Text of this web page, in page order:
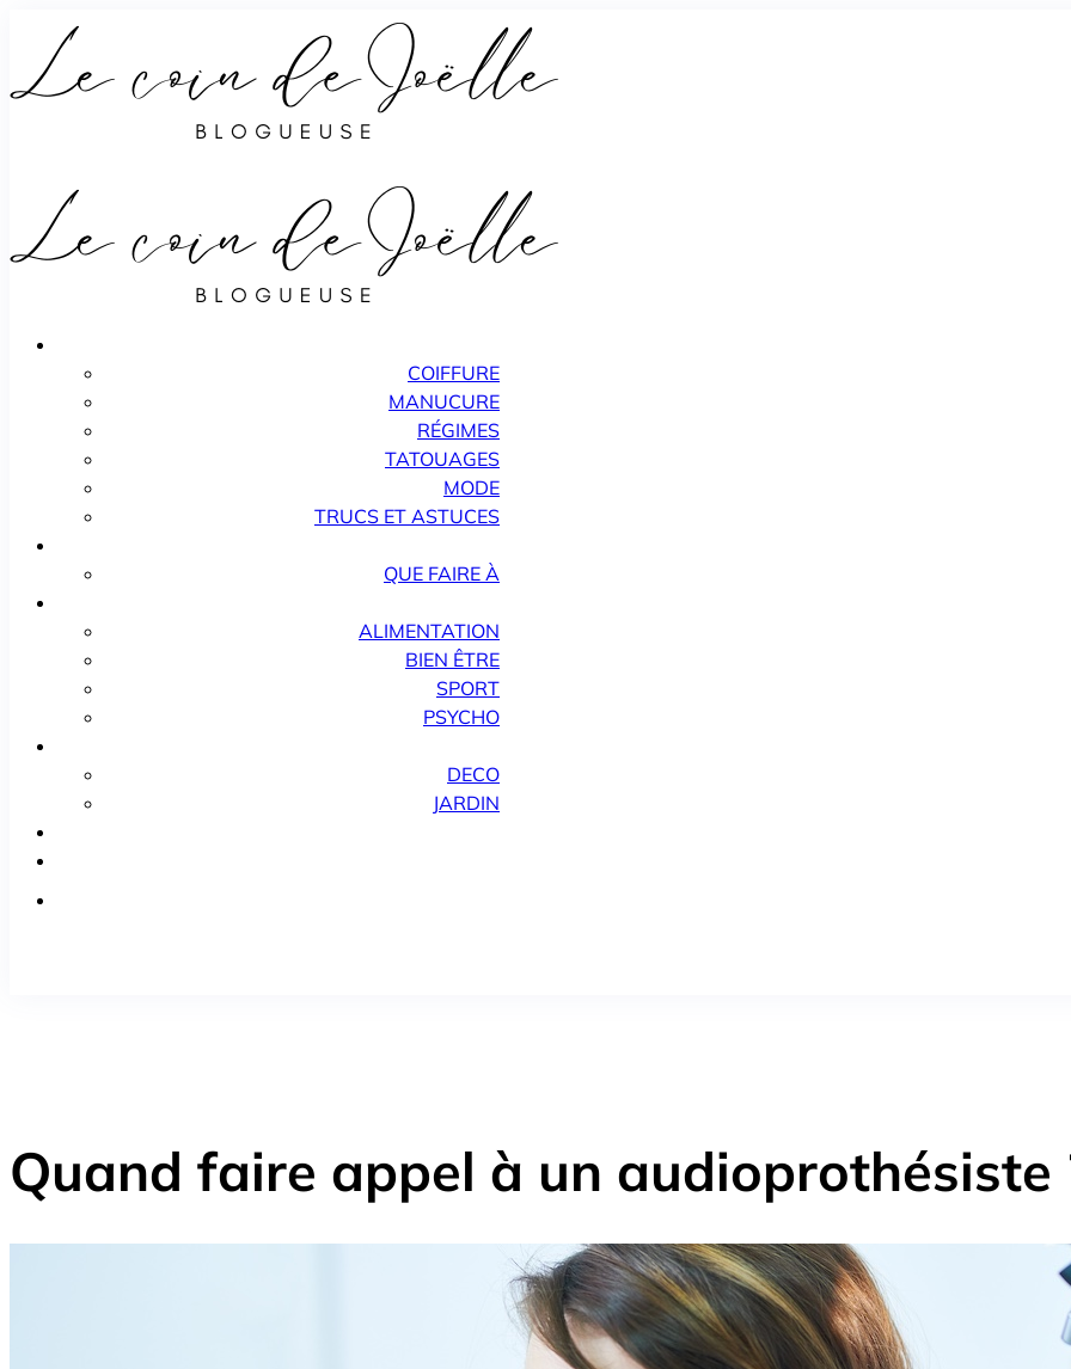
COIFFURE
MANUCURE
RÉGIMES
TATOUAGES
MODE
TRUCS ET ASTUCES
QUE FAIRE À
ALIMENTATION
BIEN ÊTRE
SPORT
PSYCHO
DECO
JARDIN
Quand faire appel à un audioprothésiste